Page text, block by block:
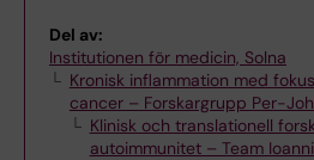
Del av:
Institutionen för medicin, Solna
Kronisk inflammation med
cancer – Forskargrupp Per-
Klinisk och translationell
autoimmunitet – Team